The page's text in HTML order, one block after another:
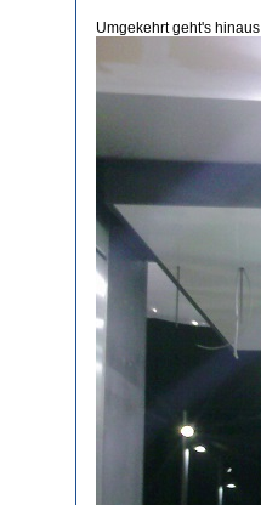
Umgekehrt geht's hinaus